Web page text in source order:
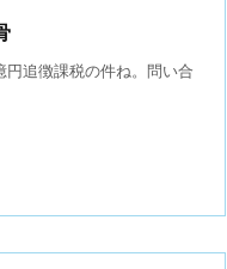
円追徴課税の件ね。問い合